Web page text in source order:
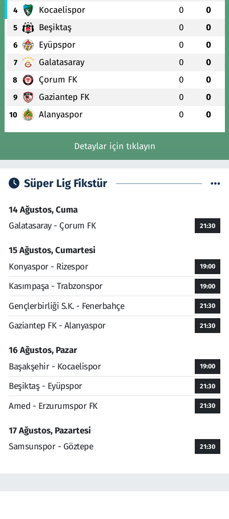
4 Kocaelispor 0 0
5 Beşiktaş 0 0
6 Eyüpspor 0 0
7 Galatasaray 0 0
8 Çorum FK 0 0
9 Gaziantep FK 0 0
10 Alanyaspor 0 0
Detaylar için tıklayın
Süper Lig Fikstür
14 Ağustos, Cuma
Galatasaray - Çorum FK
21:30
15 Ağustos, Cumartesi
Konyaspor - Rizespor
19:00
Kasımpaşa - Trabzonspor 19:00
Gençlerbirliği S.K. - Fenerbahçe 21:30
Gaziantep FK - Alanyaspor 21:30
16 Ağustos, Pazar
Başakşehir - Kocaelispor
19:00
Beşiktaş - Eyüpspor 21:30
Amed - Erzurumspor FK 21:30
17 Ağustos, Pazartesi
Samsunspor - Göztepe
21:30